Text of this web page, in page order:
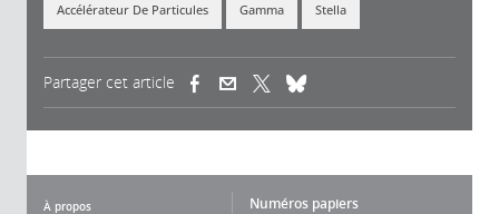
Accélérateur De Particules Gamma Stella
Partager cet article (link is external)(link is external)
À propos
Numéros papiers